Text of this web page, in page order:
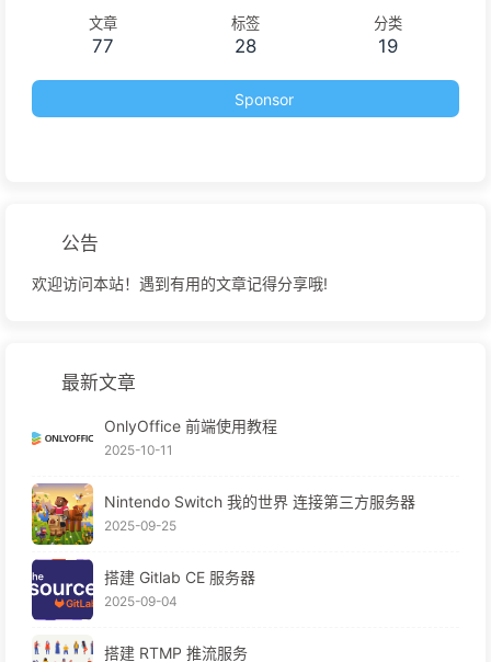
文章
77
标签
28
分类
19
Sponsor
公告
欢迎访问本站！遇到有用的文章记得分享哦!
最新文章
OnlyOffice 前端使用教程
2025-10-11
Nintendo Switch 我的世界 连接第三方服务器
2025-09-25
搭建 Gitlab CE 服务器
2025-09-04
搭建 RTMP 推流服务